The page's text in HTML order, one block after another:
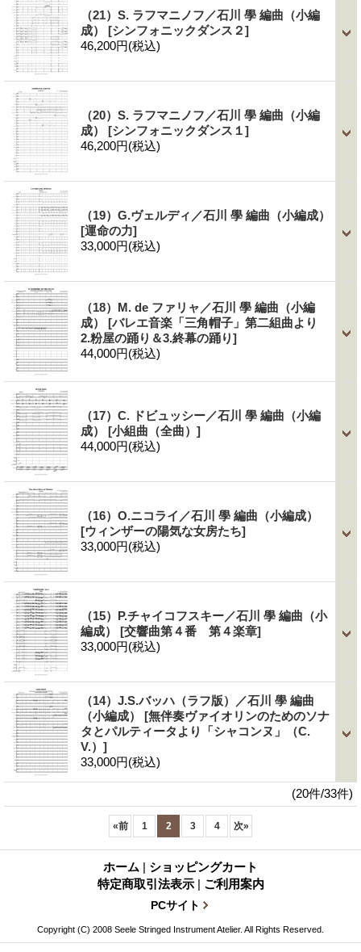
（21）S. ラフマニノフ／石川 學 編曲（小編
成） [シンフォニックダンス２]
46,200円(税込)
（20）S. ラフマニノフ／石川 學 編曲（小編
成） [シンフォニックダンス１]
46,200円(税込)
（19）G.ヴェルディ／石川 學 編曲（小編成）
[運命の力]
33,000円(税込)
（18）M. de ファリャ／石川 學 編曲（小編
成） [バレエ音楽「三角帽子」第二組曲より
2.粉屋の踊り＆3.終幕の踊り]
44,000円(税込)
（17）C. ドビュッシー／石川 學 編曲（小編
成） [小組曲（全曲）]
44,000円(税込)
（16）O.ニコライ／石川 學 編曲（小編成）
[ウィンザーの陽気な女房たち]
33,000円(税込)
（15）P.チャイコフスキー／石川 學 編曲（小
編成） [交響曲第４番 第４楽章]
33,000円(税込)
（14）J.S.バッハ（ラフ版）／石川 學 編曲
（小編成） [無伴奏ヴァイオリンのためのソナ
タとパルティータより「シャコンヌ」（C.
V.）]
33,000円(税込)
(20件/33件)
«前 1 2 3 4 次»
ホーム | ショッピングカート
特定商取引法表示 | ご利用案内
PCサイト
Copyright (C) 2008 Seele Stringed Instrument Atelier. All Rights Reserved.